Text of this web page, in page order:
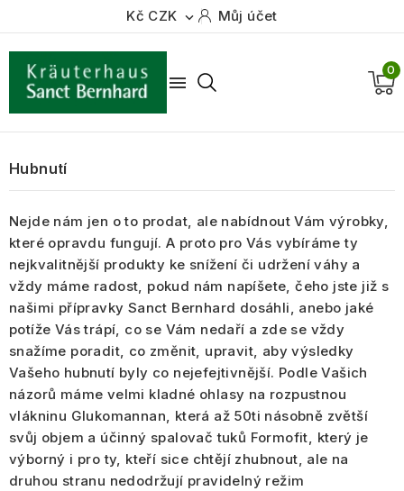
Kč CZK  Můj účet

0
Hubnutí
Nejde nám jen o to prodat, ale nabídnout Vám výrobky,
které opravdu fungují. A proto pro Vás vybíráme ty
nejkvalitnější produkty ke snížení či udržení váhy a
vždy máme radost, pokud nám napíšete, čeho jste již s
našimi přípravky Sanct Bernhard dosáhli, anebo jaké
potíže Vás trápí, co se Vám nedaří a zde se vždy
snažíme poradit, co změnit, upravit, aby výsledky
Vašeho hubnutí byly co nejefejtivnější. Podle Vašich
názorů máme velmi kladné ohlasy na rozpustnou
vlákninu Glukomannan, která až 50ti násobně zvětší
svůj objem a účinný spalovač tuků Formofit, který je
výborný i pro ty, kteří sice chtějí zhubnout, ale na
druhou stranu nedodržují pravidelný režim